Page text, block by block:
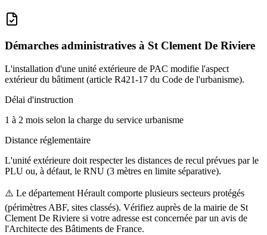
Démarches administratives à St Clement De Riviere
L'installation d'une unité extérieure de PAC modifie l'aspect
extérieur du bâtiment (article R421-17 du Code de l'urbanisme).
Délai d'instruction
1 à 2 mois selon la charge du service urbanisme
Distance réglementaire
L'unité extérieure doit respecter les distances de recul prévues par le
PLU ou, à défaut, le RNU (3 mètres en limite séparative).
⚠️ Le département Hérault comporte plusieurs secteurs protégés
(périmètres ABF, sites classés). Vérifiez auprès de la mairie de St
Clement De Riviere si votre adresse est concernée par un avis de
l'Architecte des Bâtiments de France.